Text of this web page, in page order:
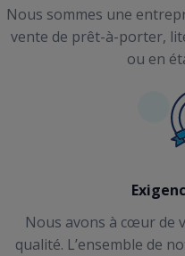
Nous sommes une
vente de prêt-à-porter,
ou en
Nous avons à cœur de
qualité. L’ensemble de